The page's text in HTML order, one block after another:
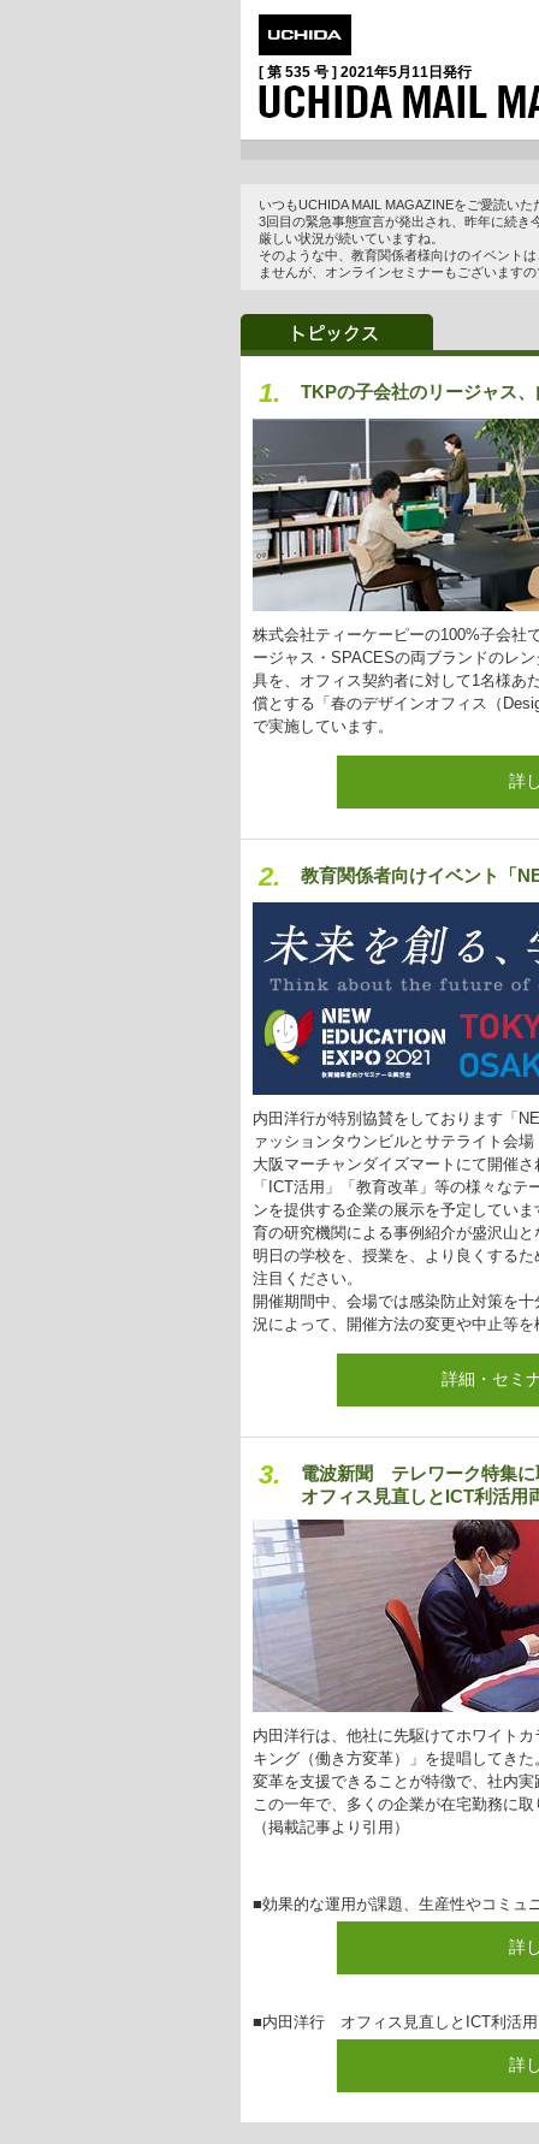
[ 第 535 号 ] 2021年5月11日 発行
いつもUCHIDA MAIL MAGAZINEをご愛読い
3回目の緊急事態宣言が発出され、昨年に続
厳しい状況が続いていますね。
そのような中、教育関係者様向けのイベント
ませんが、オンラインセミナーもございます
1. TKPの子会社のリージャス
株式会社ティーケーピーの100%子会社
ージャス・SPACESの両ブランドのレ
具を、オフィス契約者に対して1名様あ
償とする「春のデザインオフィス（
で実施しています。
詳
2. 教育関係者向けイベント「
内田洋行が特別協賛をしております「
ァッションタウンビルとサテライト会
大阪マーチャンダイズマートにて開催さ
「ICT活用」「教育改革」等の様々な
ンを提供する企業の展示を予定してい
育の研究機関による事例紹介が盛沢山
明日の学校を、授業を、より良くする
注目ください。
開催期間中、会場では感染防止対策を
況によって、開催方法の変更や中止等
詳細・セミ
3.
電波新聞 テレワーク特集に
オフィス見直しとICT利活用
内田洋行は、他社に先駆けてホワイト
キング（働き方変革）」を提唱してき
変革を支援できることが特徴で、社内
この一年で、多くの企業が在宅勤務に
（掲載記事より引用）
■効果的な運用が課題、生産性やコミュ
詳
■内田洋行 オフィス見直しとICT利活
詳